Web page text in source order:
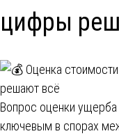
цифры
Вопрос оценки ущерба
ключевым в спорах